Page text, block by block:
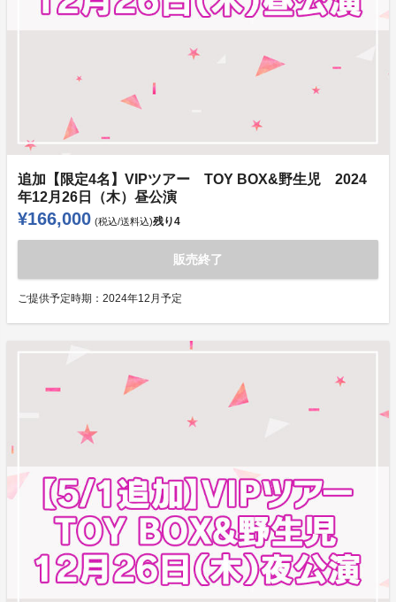
追加【限定4名】VIPツアー TOY BOX&野生児 2024
年12月26日（木）昼公演
¥166,000 (税込/送料込)残り4
販売終了
ご提供予定時期： 2024年12月予定